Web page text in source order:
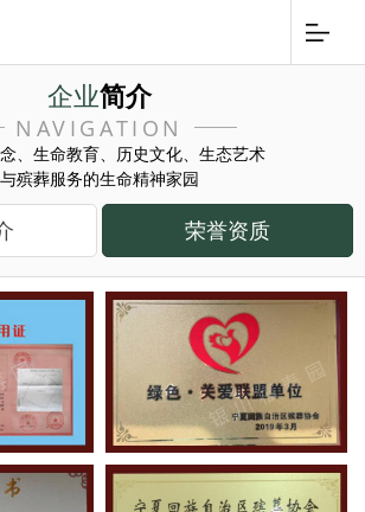
企业简介
NAVIGATION
、生命教育、历史文化、生态艺术
与殡葬服务的生命精神家园
荣誉资质